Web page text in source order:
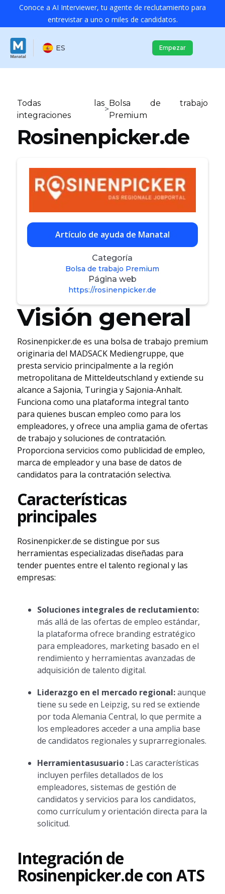
Conoce a AI Interviewer, tu agente de reclutamiento para
entrevistar a uno o miles de candidatos.
ES Empezar
Todas las
integraciones
>
Bolsa de trabajo
Premium
Rosinenpicker.de
Artículo de ayuda de Manatal
Categoría
Bolsa de trabajo Premium
Página web
https://rosinenpicker.de
Visión general
Rosinenpicker.de es una bolsa de trabajo premium
originaria del MADSACK Mediengruppe, que
presta servicio principalmente a la región
metropolitana de Mitteldeutschland y extiende su
alcance a Sajonia, Turingia y Sajonia-Anhalt.
Funciona como una plataforma integral tanto
para quienes buscan empleo como para los
empleadores, y ofrece una amplia gama de ofertas
de trabajo y soluciones de contratación.
Proporciona servicios como publicidad de empleo,
marca de empleador y una base de datos de
candidatos para la contratación selectiva.
Características
principales
Rosinenpicker.de se distingue por sus
herramientas especializadas diseñadas para
tender puentes entre el talento regional y las
empresas:
Soluciones integrales de reclutamiento:
más allá de las ofertas de empleo estándar,
la plataforma ofrece branding estratégico
para empleadores, marketing basado en el
rendimiento y herramientas avanzadas de
adquisición de talento digital.
Liderazgo en el mercado regional:aunque
tiene su sede en Leipzig, su red se extiende
por toda Alemania Central, lo que permite a
los empleadores acceder a una amplia base
de candidatos regionales y suprarregionales.
Herramientasusuario :Las características
incluyen perfiles detallados de los
empleadores, sistemas de gestión de
candidatos y servicios para los candidatos,
como currículum y orientación directa para la
solicitud.
Integración de
Rosinenpicker.de con ATS